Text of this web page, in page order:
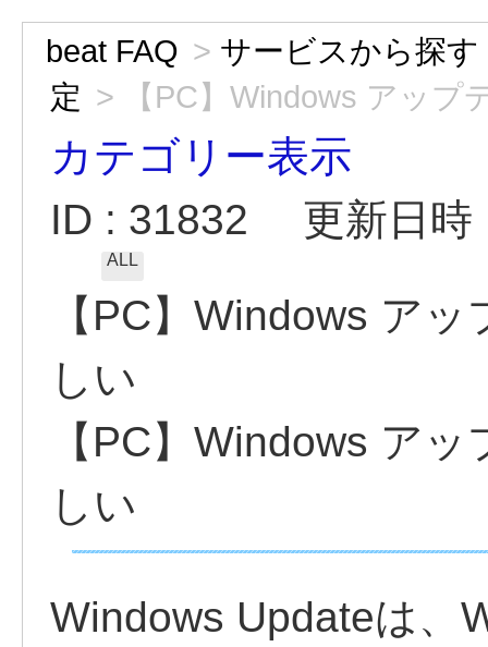
beat FAQ > サービスから探す
定 > 【PC】Windows アップ
カテゴリー表示
ID : 31832
更新日時
ALL
【PC】Windows ア
しい
【PC】Windows ア
しい
Windows Updateは、